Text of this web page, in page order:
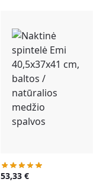
53,33 €